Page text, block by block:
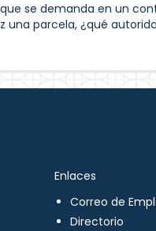
se demanda en un
una parcela, ¿qué
Enlaces
Correo de
Directorio